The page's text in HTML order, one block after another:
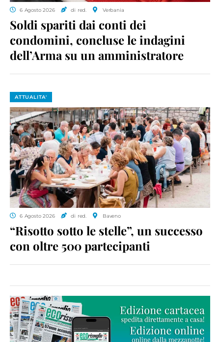
6 Agosto 2026 di red. Verbania
Soldi spariti dai conti dei
condomini, concluse le indagini
dell’Arma su un amministratore
ATTUALITA'
6 Agosto 2026 di red. Baveno
“Risotto sotto le stelle”, un successo
con oltre 500 partecipanti